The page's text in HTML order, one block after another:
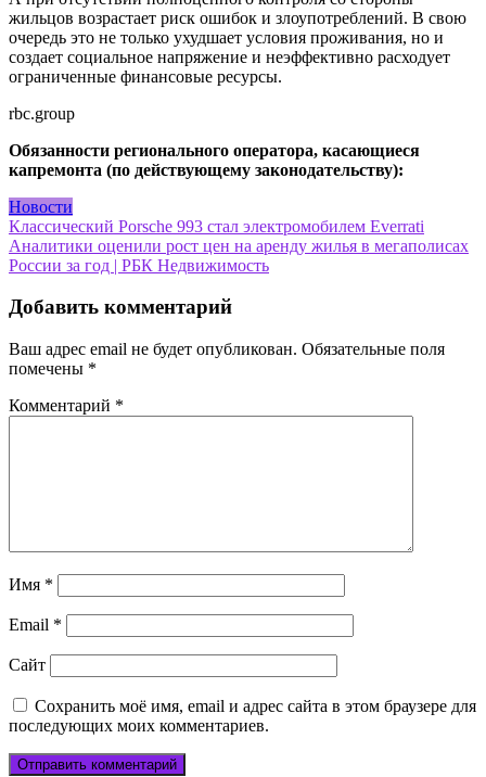
жильцов возрастает риск ошибок и злоупотреблений. В свою
очередь это не только ухудшает условия проживания, но и
создает социальное напряжение и неэффективно расходует
ограниченные финансовые ресурсы.
rbc.group
Обязанности регионального оператора, касающиеся
капремонта (по действующему законодательству):
Новости
Навигация
по
Классический Porsche 993 стал электромобилем Everrati
Аналитики оценили рост цен на аренду жилья в мегаполисах
России за год | РБК Недвижимость
Добавить комментарий
Ваш адрес email не будет опубликован. Обязательные поля
помечены *
Комментарий *
Имя *
Email *
Сайт
Сохранить моё имя, email и адрес сайта в этом браузере для
последующих моих комментариев.